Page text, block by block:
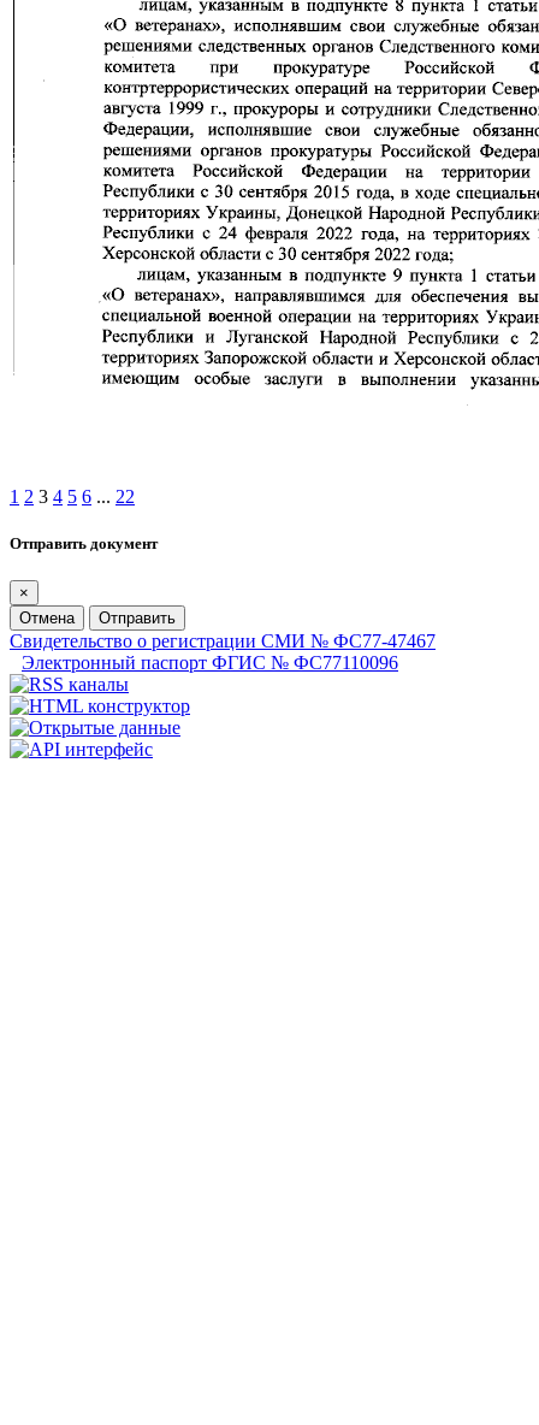
1 2 3 4 5 6 ... 22
Отправить документ
×
Отмена
Отправить
Свидетельство о регистрации СМИ № ФС77-47467
Электронный паспорт ФГИС № ФС77110096